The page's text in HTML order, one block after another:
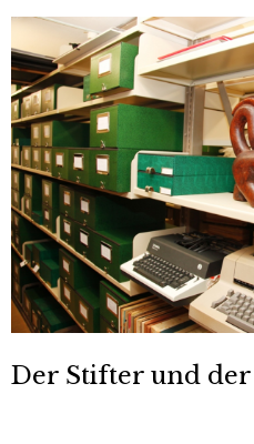
Der Stifter und